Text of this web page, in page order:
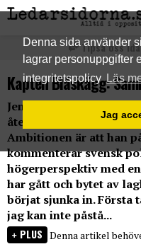
Denna sida använder
lagrar personuppgifter
integritetspolicyLäs
Jag
Tipsa oss
Kapten Blåskägg:
Jens Kittel, AKA
återkommande
Ambitionen är att han
kommenterar svensk
högerperspektiv med
har gått och bytet av
börjat sjunka in. Första
jag kan inte påstå...
PLUS Denna artikel